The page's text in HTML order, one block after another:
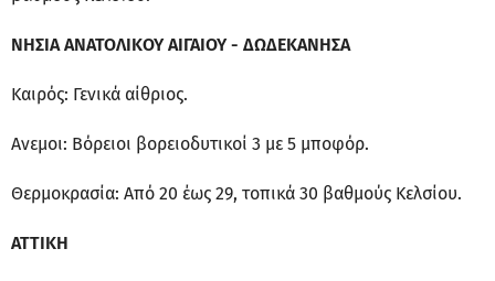
ΝΗΣΙΑ ΑΝΑΤΟΛΙΚΟΥ ΑΙΓΑΙΟΥ - ΔΩΔΕΚΑΝΗΣΑ
Καιρός: Γενικά αίθριος.
Ανεμοι: Βόρειοι βορειοδυτικοί 3 με 5 μποφόρ.
Θερμοκρασία: Από 20 έως 29, τοπικά 30 βαθμούς Κελσίου.
ΑΤΤΙΚΗ